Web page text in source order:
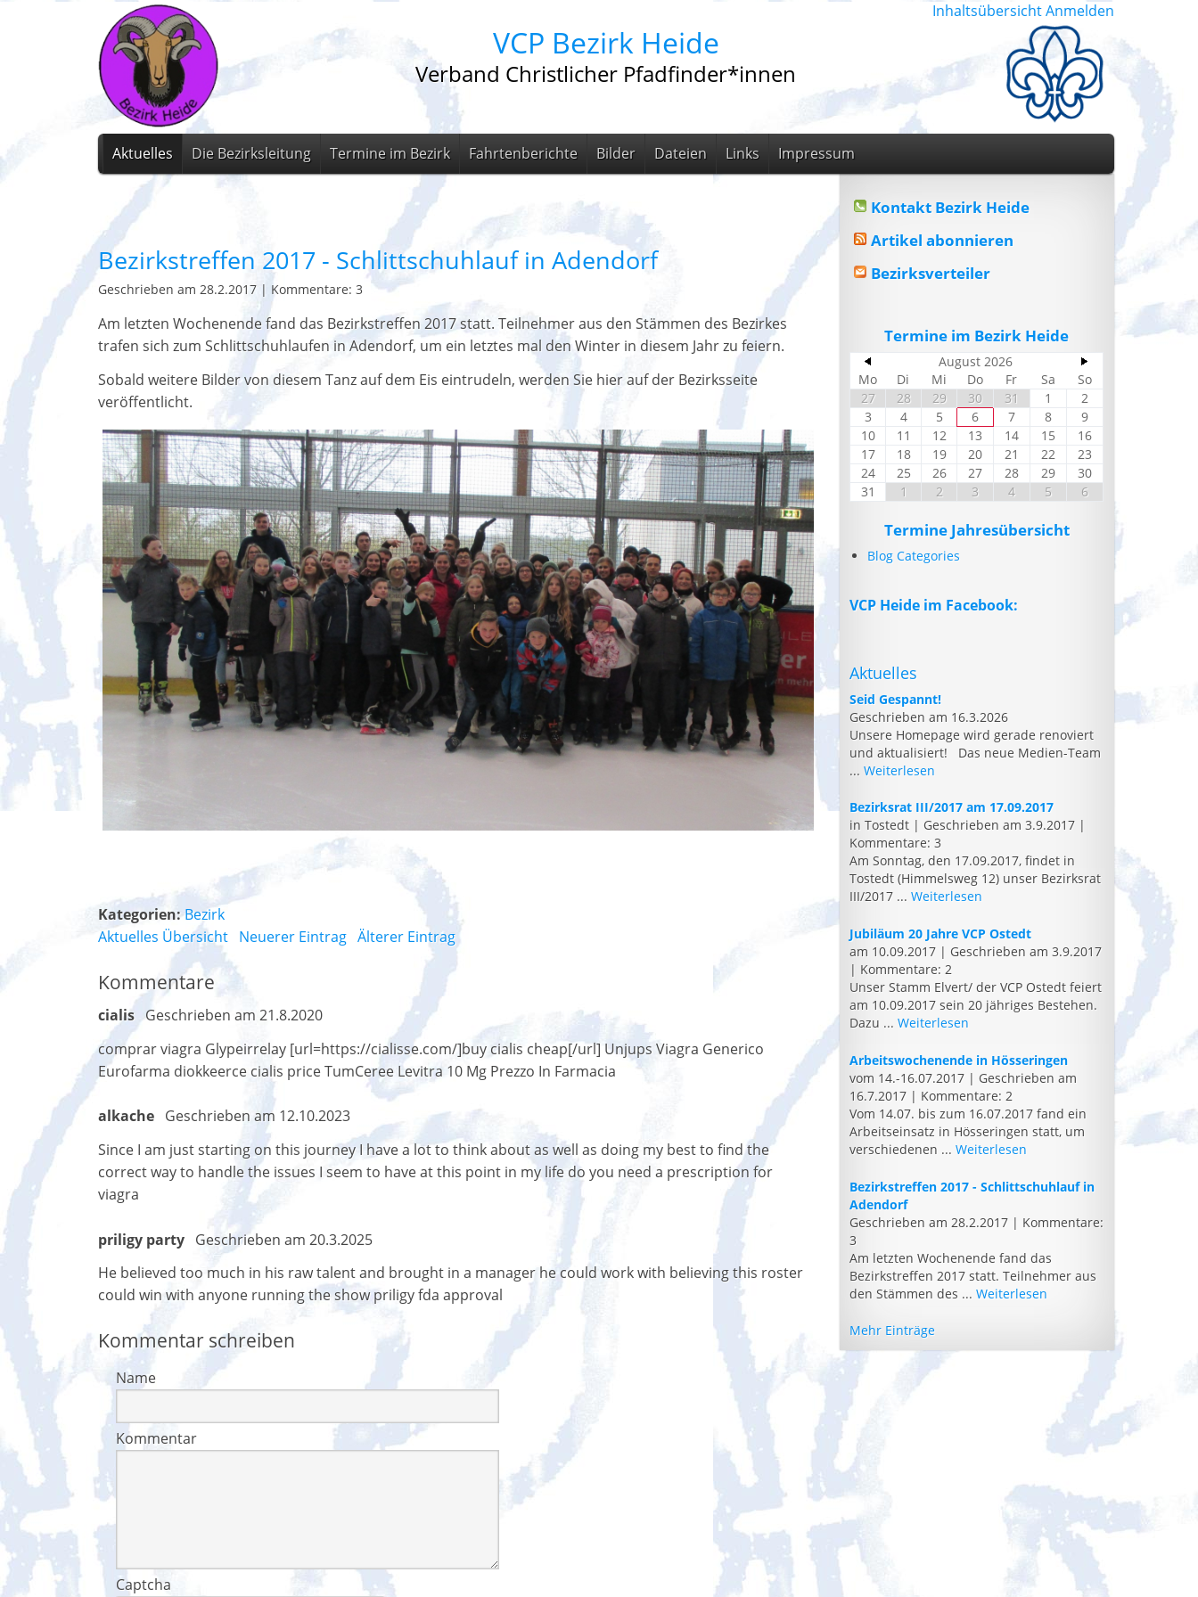
Inhaltsübersicht Anmelden
VCP Bezirk Heide
Verband Christlicher Pfadfinder*innen
Aktuelles Die Bezirksleitung Termine im Bezirk Fahrtenberichte Bilder Dateien Links Impressum
Bezirkstreffen 2017 - Schlittschuhlauf in Adendorf
Geschrieben am 28.2.2017 | Kommentare: 3
Am letzten Wochenende fand das Bezirkstreffen 2017 statt. Teilnehmer aus den Stämmen des Bezirkes
trafen sich zum Schlittschuhlaufen in Adendorf, um ein letztes mal den Winter in diesem Jahr zu feiern.
Sobald weitere Bilder von diesem Tanz auf dem Eis eintrudeln, werden Sie hier auf der Bezirksseite
veröffentlicht.
Kategorien:Bezirk
Aktuelles Übersicht Neuerer Eintrag Älterer Eintrag
Kommentare
cialis Geschrieben am 21.8.2020
comprar viagra Glypeirrelay [url=https://cialisse.com/]buy cialis cheap[/url] Unjups Viagra Generico
Eurofarma diokkeerce cialis price TumCeree Levitra 10 Mg Prezzo In Farmacia
alkache
Geschrieben am 12.10.2023
Since I am just starting on this journey I have a lot to think about as well as doing my best to find the
correct way to handle the issues I seem to have at this point in my life do you need a prescription for
viagra
priligy party
Geschrieben am 20.3.2025
He believed too much in his raw talent and brought in a manager he could work with believing this roster
could win with anyone running the show priligy fda approval
Kommentar schreiben
Name
Kommentar
Captcha
Kontakt Bezirk Heide
Artikel abonnieren
Bezirksverteiler
Termine im Bezirk Heide
August 2026
Mo
Di Mi Do Fr Sa
So
27
28 29 30 31 1
2
3
4 5 6 7 8
9
10
11 12 13 14 15
16
17
18 19 20 21 22
23
24
25 26 27 28 29
30
31
1 2 3 4 5 6
Termine Jahresübersicht
Blog Categories
VCP Heide im Facebook:
Aktuelles
Seid Gespannt!
Geschrieben am 16.3.2026
Unsere Homepage wird gerade renoviert
und aktualisiert! Das neue Medien-Team
...Weiterlesen
Bezirksrat III/2017 am 17.09.2017
in Tostedt | Geschrieben am 3.9.2017 |
Kommentare: 3
Am Sonntag, den 17.09.2017, findet in
Tostedt (Himmelsweg 12) unser Bezirksrat
III/2017 ...Weiterlesen
Jubiläum 20 Jahre VCP Ostedt
am 10.09.2017 | Geschrieben am 3.9.2017
| Kommentare: 2
Unser Stamm Elvert/ der VCP Ostedt feiert
am 10.09.2017 sein 20 jähriges Bestehen.
Dazu ...Weiterlesen
Arbeitswochenende in Hösseringen
vom 14.-16.07.2017 | Geschrieben am
16.7.2017 | Kommentare: 2
Vom 14.07. bis zum 16.07.2017 fand ein
Arbeitseinsatz in Hösseringen statt, um
verschiedenen ...Weiterlesen
Bezirkstreffen 2017 - Schlittschuhlauf in
Adendorf
Geschrieben am 28.2.2017 | Kommentare:
3
Am letzten Wochenende fand das
Bezirkstreffen 2017 statt. Teilnehmer aus
den Stämmen des ...Weiterlesen
Mehr Einträge